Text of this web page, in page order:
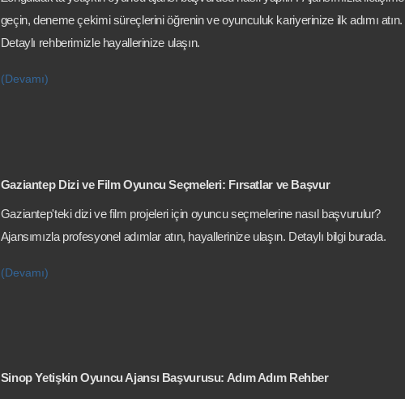
geçin, deneme çekimi süreçlerini öğrenin ve oyunculuk kariyerinize ilk adımı atın.
Detaylı rehberimizle hayallerinize ulaşın.
(Devamı)
Gaziantep Dizi ve Film Oyuncu Seçmeleri: Fırsatlar ve Başvur
Gaziantep'teki dizi ve film projeleri için oyuncu seçmelerine nasıl başvurulur?
Ajansımızla profesyonel adımlar atın, hayallerinize ulaşın. Detaylı bilgi burada.
(Devamı)
Sinop Yetişkin Oyuncu Ajansı Başvurusu: Adım Adım Rehber